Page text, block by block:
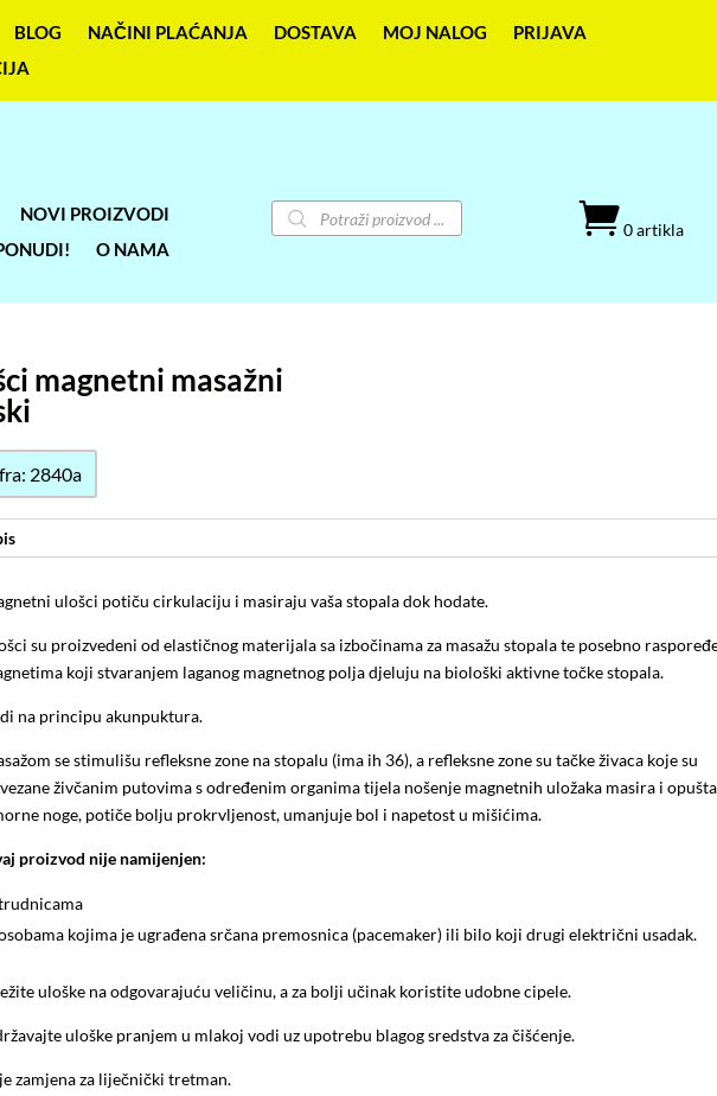
BLOG NAČINI PLAĆANJA DOSTAVA MOJ NALOG
PRIJAVA
NOVI PROIZVODI
O NAMA
Products
search
0 artikla
magnetni masažni
2840a
ulošci potiču cirkulaciju i masiraju vaša stopala dok hodate.
su proizvedeni od elastičnog materijala sa izbočinama za masažu stopala te posebno
koji stvaranjem laganog magnetnog polja djeluju na biološki aktivne točke stopala.
na principu akunpuktura.
se stimulišu refleksne zone na stopalu (ima ih 36), a refleksne zone su tačke živaca koje su
živčanim putovima s određenim organima tijela nošenje magnetnih uložaka masira i opušta
noge, potiče bolju prokrvljenost, umanjuje bol i napetost u mišićima.
proizvod nije namijenjen:
kojima je ugrađena srčana premosnica (pacemaker) ili bilo koji drugi električni usadak.
uloške na odgovarajuću veličinu, a za bolji učinak koristite udobne cipele.
uloške pranjem u mlakoj vodi uz upotrebu blagog sredstva za čišćenje.
zamjena za liječnički tretman.